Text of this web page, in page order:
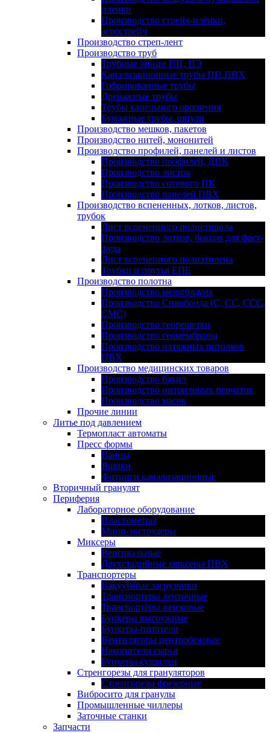
пленки
Производство стрейч-плёнки,
агрострейч
Производство стреп-лент
Производство труб
Трубные линии ПП, ПЭ
Канализационные трубы ПП,ПВХ
Гофрированные трубы
Дренажные трубы
Трубы капельного орошения
Бумажные трубы, шпули
Производство мешков, пакетов
Производство нитей, мононитей
Производство профилей, панелей и листов
Производство профилей, ДПК
Производство листов
Производство сотового ПК
Производство панелей ПВХ
Производство вспененных, лотков, листов,
трубок
Лист вспененного полистирола
Производство лотков, боксов для фаст-
фуда
Лист вспененного полиэтилена
Трубки и прутья ЕПЕ
Производство полотна
Производство мельтблауна
Производство Спанбонда (С, СС, ССС,
СМС)
Производство георешетки
Производство геомембраны
Производство натяжных потолков
ПВХ
Производство медицинских товаров
Производство бахил
Производство нитриловых перчаток
Производство масок
Прочие линии
Литье под давлением
Термопласт автоматы
Пресс формы
Ванны
Ящики
Фитинги канализационные
Вторичный гранулят
Периферия
Лабораторное оборудование
Пластометры
Мини-экструдеры
Миксеры
Вертикальные
Двухстадийные миксеры ПВХ
Транспортеры
Вакуумные загрузчики
Транспортеры ленточные
Транспортёры шнековые
Бункеры выгружные
Бункеры-питатели
Вентиляторы центробежные
Накопители сырья
Бункеры-сушилки
Стренгорезы для грануляторов
Стренгорезы фрезерные
Вибросито для гранулы
Промышленные чиллеры
Заточные станки
Запчасти